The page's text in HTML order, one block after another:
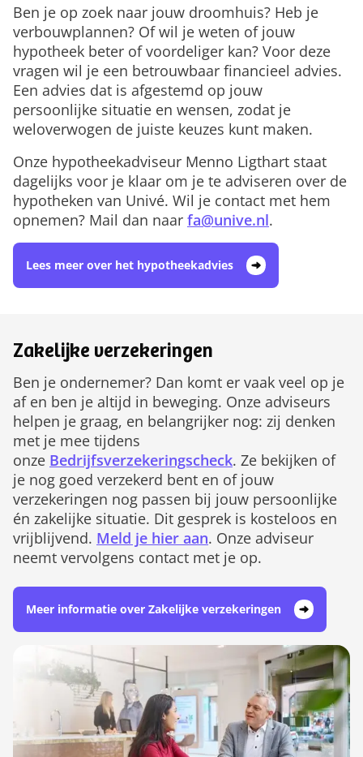
Ben je op zoek naar jouw droomhuis? Heb je
verbouwplannen? Of wil je weten of jouw
hypotheek beter of voordeliger kan? Voor deze
vragen wil je een betrouwbaar financieel advies.
Een advies dat is afgestemd op jouw
persoonlijke situatie en wensen, zodat je
weloverwogen de juiste keuzes kunt maken.
Onze hypotheekadviseur Menno Ligthart staat
dagelijks voor je klaar om je te adviseren over de
hypotheken van Univé. Wil je contact met hem
opnemen? Mail dan naar fa@unive.nl.
Lees meer over het hypotheekadvies
Zakelijke verzekeringen
Ben je ondernemer? Dan komt er vaak veel op je
af en ben je altijd in beweging. Onze adviseurs
helpen je graag, en belangrijker nog: zij denken
met je mee tijdens
onze Bedrijfsverzekeringscheck. Ze bekijken of
je nog goed verzekerd bent en of jouw
verzekeringen nog passen bij jouw persoonlijke
én zakelijke situatie. Dit gesprek is kosteloos en
vrijblijvend. Meld je hier aan. Onze adviseur
neemt vervolgens contact met je op.
Meer informatie over Zakelijke verzekeringen